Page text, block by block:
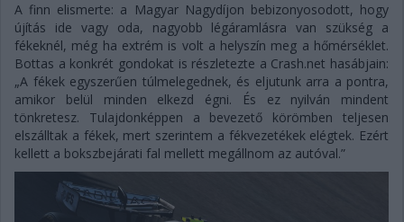
A finn elismerte: a Magyar Nagydíjon bebizonyosodott, hogy
újítás ide vagy oda, nagyobb légáramlásra van szükség a
fékeknél, még ha extrém is volt a helyszín meg a hőmérséklet.
Bottas a konkrét gondokat is részletezte a Crash.net hasábjain:
„A fékek egyszerűen túlmelegednek, és eljutunk arra a pontra,
amikor belül minden elkezd égni. És ez nyilván mindent
tönkretesz. Tulajdonképpen a bevezető körömben teljesen
elszálltak a fékek, mert szerintem a fékvezetékek elégtek. Ezért
kellett a bokszbejárati fal mellett megállnom az autóval.”